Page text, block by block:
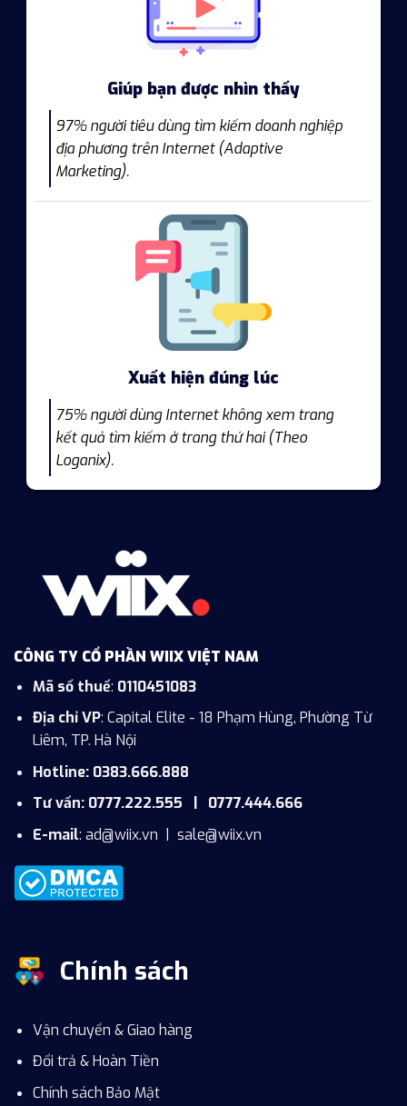
Giúp bạn được nhìn thấy
97% người tiêu dùng tìm kiếm doanh nghiệp
địa phương trên Internet (Adaptive
Marketing).
Xuất hiện đúng lúc
75% người dùng Internet không xem trang
kết quả tìm kiếm ở trang thứ hai (Theo
Loganix).
CÔNG TY CỔ PHẦN WIIX VIỆT NAM
Mã số thuế: 0110451083
Địa chỉ VP: Capital Elite - 18 Phạm Hùng, Phường Từ
Liêm, TP. Hà Nội
Hotline: 0383.666.888
Tư vấn: 0777.222.555 | 0777.444.666
E-mail: ad@wiix.vn sale@wiix.vn
Chính sách
Vận chuyển & Giao hàng
Đổi trả & Hoàn Tiền
Chính sách Bảo Mật